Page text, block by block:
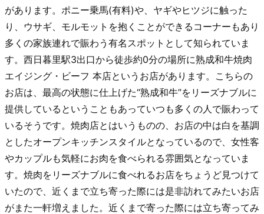
があります。ポニー乗馬(有料)や、ヤギやヒツジに触った
り、ウサギ、モルモットを抱くことができるコーナーもあり
多くの家族連れで賑わう有名スポットとして知られていま
す。西日暮里駅3出口から徒歩約0分の場所に熟成和牛焼肉
エイジング・ビーフ 本店というお店があります。こちらの
お店は、最高の状態に仕上げた“熟成和牛”をリーズナブルに
提供しているということもあっていつも多くの人で賑わって
いるそうです。焼肉店とはいうものの、お店の中は白を基調
としたオープンキッチンスタイルとなっているので、女性客
やカップルも気軽にお肉を食べられる雰囲気となっていま
す。焼肉をリーズナブルに食べれるお店をちょうど見つけて
いたので、近くまで立ち寄った際には是非訪れてみたいお店
がまた一軒増えました。近くまで寄った際には立ち寄ってみ